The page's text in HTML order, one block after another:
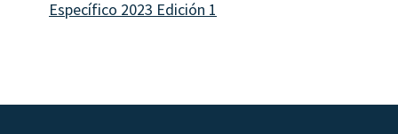
Específico 2023 Edición 1